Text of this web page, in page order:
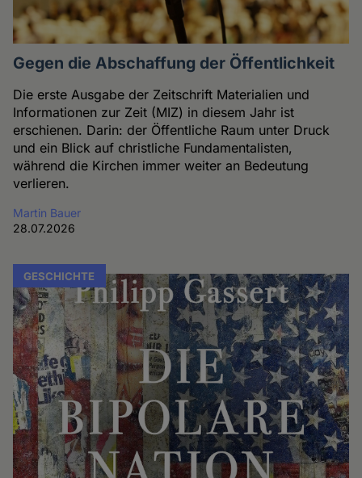
Gegen die Abschaffung der Öffentlichkeit
Die erste Ausgabe der Zeitschrift Materialien und
Informationen zur Zeit (MIZ) in diesem Jahr ist
erschienen. Darin: der Öffentliche Raum unter Druck
und ein Blick auf christliche Fundamentalisten,
während die Kirchen immer weiter an Bedeutung
verlieren.
Martin Bauer
28.07.2026
GESCHICHTE